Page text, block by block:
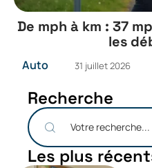
De mph à km : 37
les
Auto 31 juillet 2026
Recherche
Les plus